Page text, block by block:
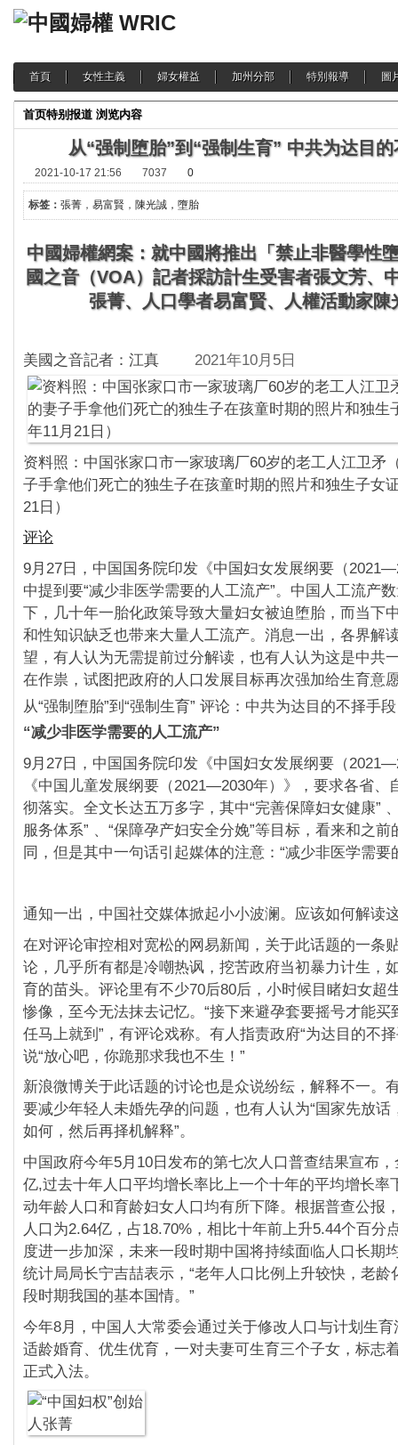
首頁 女性主義 婦女權益 加州分部 特別報導 圖
首页特别报道 浏览内容
从“强制堕胎”到“强制生育” 中共为达目
2021-10-17 21:56 7037 0
标签： 張菁 ， 易富賢 ， 陳光誠，墮胎
中國婦權網案：就中國將推出「禁止非醫學性
國之音（VOA）記者採訪計生受害者張文芳、
張菁、人口學者易富賢、人權活動家陳
美國之音記者：江真 2021年10月5日
资料照：中国张家口市一家玻璃厂60岁的老工人江卫矛
子手拿他们死亡的独生子在孩童时期的照片和独生子女
21日）
评论
9月27日，中国国务院印发《中国妇女发展纲要（
中提到要“减少非医学需要的人工流产”。中国人工流产
下，几十年一胎化政策导致大量妇女被迫堕胎，而当下
和性知识缺乏也带来大量人工流产。消息一出，各界解
望，有人认为无需提前过分解读，也有人认为这是中共
在作祟，试图把政府的人口发展目标再次强加给生育意
从“强制堕胎”到“强制生育” 评论：中共为达目的不择手段
“减少非医学需要的人工流产”
9月27日，中国国务院印发《中国妇女发展纲要（
《中国儿童发展纲要（2021—2030年）》，要求各省、
彻落实。全文长达五万多字，其中“完善保障妇女健康”
服务体系” 、“保障孕产妇安全分娩”等目标，看来和之前
同，但是其中一句话引起媒体的注意：“减少非医学需要
通知一出，中国社交媒体掀起小小波澜。应该如何解读
在对评论审控相对宽松的网易新闻，关于此话题的一条
论，几乎所有都是冷嘲热讽，挖苦政府当初暴力计生，
育的苗头。评论里有不少70后80后，小时候目睹妇女超
惨像，至今无法抹去记忆。“接下来避孕套要摇号才能买
任马上就到”，有评论戏称。有人指责政府“为达目的不
说“放心吧，你跪那求我也不生！”
新浪微博关于此话题的讨论也是众说纷纭，解释不一。
要减少年轻人未婚先孕的问题，也有人认为“国家先放话
如何，然后再择机解释”。
中国政府今年5月10日发布的第七次人口普查结果宣布
亿,过去十年人口平均增长率比上一个十年的平均增长率
动年龄人口和育龄妇女人口均有所下降。根据普查公报
人口为2.64亿，占18.70%，相比十年前上升5.44个百分
度进一步加深，未来一段时期中国将持续面临人口长期
统计局局长宁吉喆表示，“老年人口比例上升较快，老龄
段时期我国的基本国情。”
今年8月，中国人大常委会通过关于修改人口与计划生
适龄婚育、优生优育，一对夫妻可生育三个子女，标志
正式入法。